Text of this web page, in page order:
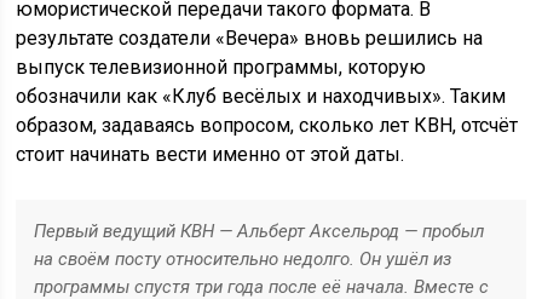
юмористической передачи такого формата. В
результате создатели «Вечера» вновь решились на
выпуск телевизионной программы, которую
обозначили как «Клуб весёлых и находчивых». Таким
образом, задаваясь вопросом, сколько лет КВН, отсчёт
стоит начинать вести именно от этой даты.
Первый ведущий КВН — Альберт Аксельрод — пробыл
на своём посту относительно недолго. Он ушёл из
программы спустя три года после её начала. Вместе с